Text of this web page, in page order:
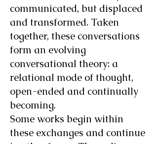
communicated, but displaced
and transformed. Taken
together, these conversations
form an evolving
conversational theory: a
relational mode of thought,
open-ended and continually
becoming.
Some works begin within
these exchanges and continue